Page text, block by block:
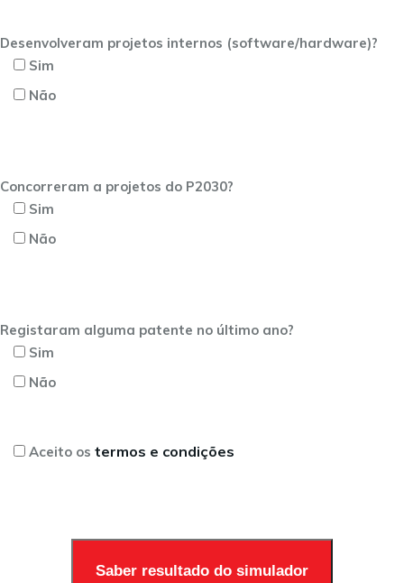
Desenvolveram projetos internos (software/hardware)?
Sim
Não
Concorreram a projetos do P2030?
Sim
Não
Registaram alguma patente no último ano?
Sim
Não
Aceito os termos e condições